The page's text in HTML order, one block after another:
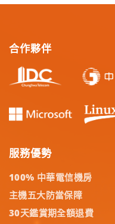
合作夥伴
服務優勢
100% 中華電信機房
主機五大防當保障
30天鑑賞期全額退費